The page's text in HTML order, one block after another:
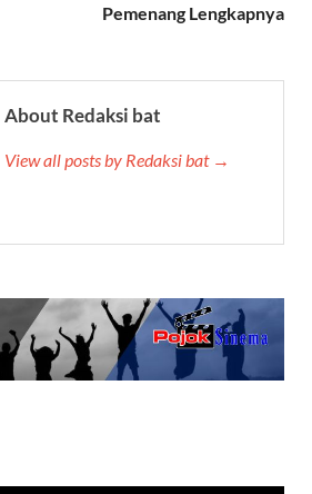
Pemenang Lengkapnya
About Redaksi bat
View all posts by Redaksi bat →